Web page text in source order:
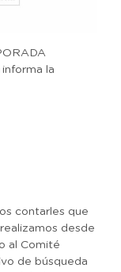
la
contarles que
desde
al Comité
de búsqueda